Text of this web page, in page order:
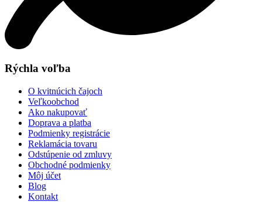
Rýchla voľba
O kvitnúcich čajoch
Veľkoobchod
Ako nakupovať
Doprava a platba
Podmienky registrácie
Reklamácia tovaru
Odstúpenie od zmluvy
Obchodné podmienky
Môj účet
Blog
Kontakt